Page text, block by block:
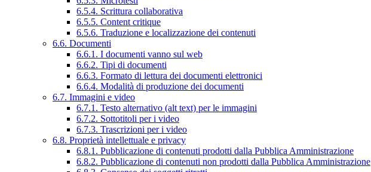
6.5.4. Scrittura collaborativa
6.5.5. Content critique
6.5.6. Traduzione e localizzazione dei contenuti
6.6. Documenti
6.6.1. I documenti vanno sul web
6.6.2. Tipi di documenti
6.6.3. Formato di lettura dei documenti elettronici
6.6.4. Modalità di produzione dei documenti
6.7. Immagini e video
6.7.1. Testo alternativo (alt text) per le immagini
6.7.2. Sottotitoli per i video
6.7.3. Trascrizioni per i video
6.8. Proprietà intellettuale e privacy
6.8.1. Pubblicazione di contenuti prodotti dalla Pubblica Amministrazione
6.8.2. Pubblicazione di contenuti non prodotti dalla Pubblica Amministrazione